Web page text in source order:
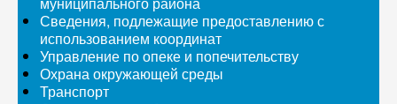
Сведения, подлежащие предоставлению с
использованием координат
Управление по опеке и попечительству
Охрана окружающей среды
Транспорт